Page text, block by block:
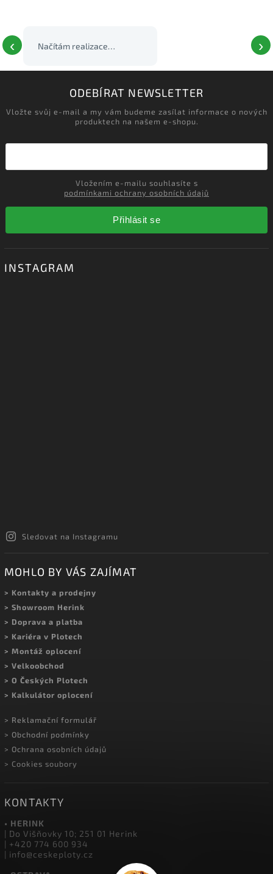
‹ Načítám realizace… ›
ODEBÍRAT NEWSLETTER
Vložte svůj e-mail a my vám budeme zasílat informace o nových
produktech na našem e-shopu.
podmínkami ochrany osobních údajů
Přihlásit se
INSTAGRAM
Sledovat na Instagramu
MOHLO BY VÁS ZAJÍMAT
> Kontakty a prodejny
> Showroom Herink
> Doprava a platba
> Kariéra v Plotech
> Montáž oplocení
> Velkoobchod
> O Českých Plotech
> Kalkulátor oplocení
> Reklamační formulář
> Obchodní podmínky
> Ochrana osobních údajů
> Cookies soubory
KONTAKTY
• HERINK
| Do Višňovky 10; 251 01 Herink
| +420 774 600 934
| info@ceskeploty.cz